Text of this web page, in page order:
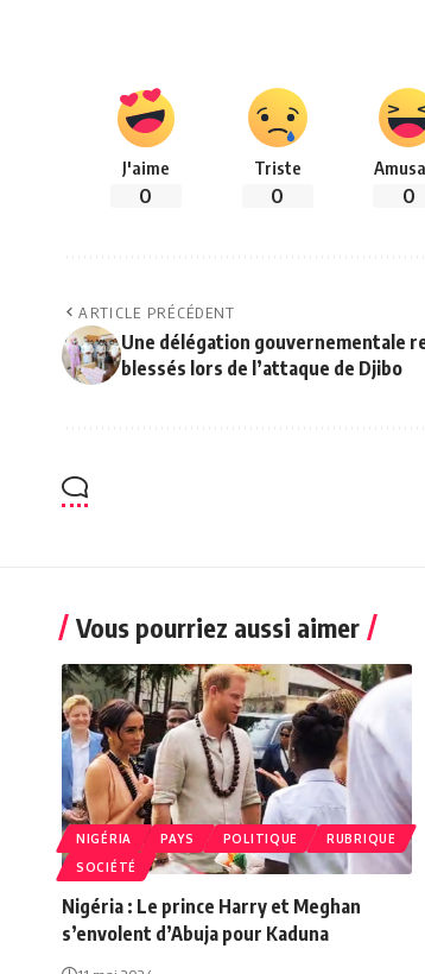
J'aime
0
Triste
0 0
ARTICLE PRÉCÉDENT
Une délégation gouvernementale
blessés lors de l’attaque de Djibo
Vous pourriez aussi aimer
NIGÉRIA PAYS POLITIQUE
RUBRIQUE
SOCIÉTÉ
Nigéria : Le prince Harry et Meghan
s’envolent d’Abuja pour Kaduna